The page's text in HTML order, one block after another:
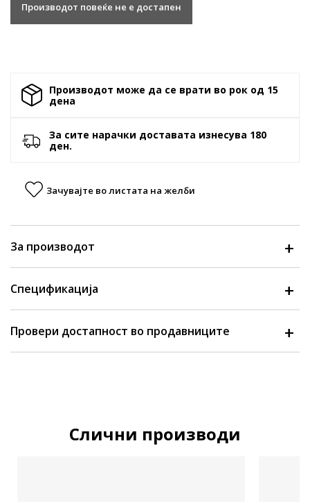
Производот повеќе не е достапен
Производот може да се врати во рок од 15
денa
За сите нарачки доставата изнесува 180
ден.
Зачувајте во листата на желби
За производот
Спецификација
Провери достапност во продавниците
Слични производи